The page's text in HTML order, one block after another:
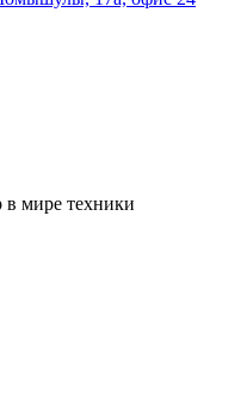
мире техники